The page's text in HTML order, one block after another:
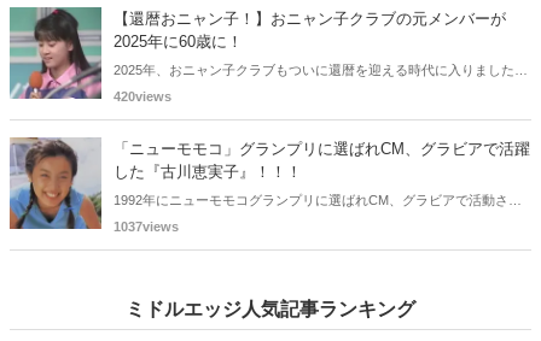
子まで様々です。今回は、筆者の独断と偏見で、4人の "隠れ美少女お
ニャン子" をご紹介します。
【還暦おニャン子！】おニャン子クラブの元メンバーが
2025年に60歳に！
2025年、おニャン子クラブもついに還暦を迎える時代に入りました。
おニャン子クラブの元メンバーは全員が昭和40年代生まれで、そのう
れ）の二人です。しかも、この二人には年齢以外の共通点もありま
す。さて、誰と誰でしょうか？
420views
「ニューモモコ」グランプリに選ばれCM、グラビアで活躍
した『古川恵実子』！！！
1992年にニューモモコグランプリに選ばれCM、グラビアで活動され
ていた古川恵実子さん。2010年3月頃まではラジオDJを担当されてい
1037views
ミドルエッジ人気記事ランキング